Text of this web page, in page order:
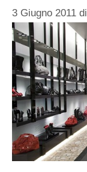
3 Giugno 2011 di